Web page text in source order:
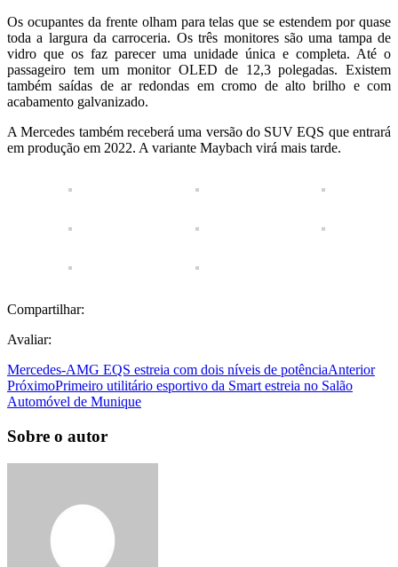
Os ocupantes da frente olham para telas que se estendem por quase
toda a largura da carroceria. Os três monitores são uma tampa de
vidro que os faz parecer uma unidade única e completa. Até o
passageiro tem um monitor OLED de 12,3 polegadas. Existem
também saídas de ar redondas em cromo de alto brilho e com
acabamento galvanizado.
A Mercedes também receberá uma versão do SUV EQS que entrará
em produção em 2022. A variante Maybach virá mais tarde.
Compartilhar:
Avaliar:
Mercedes-AMG EQS estreia com dois níveis de potênciaAnterior
PróximoPrimeiro utilitário esportivo da Smart estreia no Salão
Automóvel de Munique
Sobre o autor